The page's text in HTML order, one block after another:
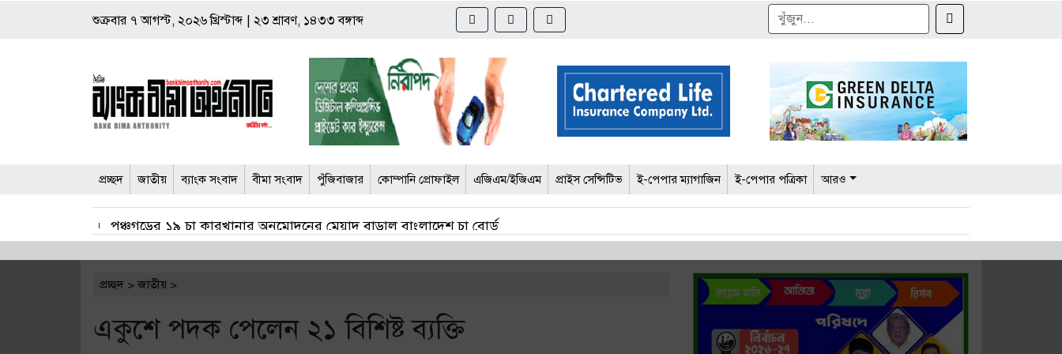
শুক্রবার ৭ আগস্ট, ২০২৬ খ্রিস্টাব্দ ২৩ শ্রাবণ, ১৪৩৩ বঙ্গাব্দ
প্রচ্ছদ জাতীয় ব্যাংক সংবাদ বীমা সংবাদ পুঁজিবাজার কোম্পানি প্রোফাইল এজিএম/ইজিএম প্রাইস সেন্সিটিভ ই-পেপার ম্যাগাজিন ই-পেপার পত্রিকা আরও
পঞ্চগড়ের ১৯ চা কারখানার অনুমোদনের মেয়াদ বাড়াল বাংলাদেশ চা বোর্ড
জাল শেয়ার জামানতে ঋণ: ঢাকা ব্যাংকের সাবেক চার কর্মকর্তার সর্বোচ্চ ১০ বছরের কারাদণ্ড
বীমা দাবি নিষ্পত্তিতে বাধ্যতামূলক অডিট রিপোর্টে আপত্তি বিআইএর
শেয়ার কারসাজি মামলা: সাকিবসহ ১৫ জনের বিরুদ্ধে তদন্ত শেষ পর্যায়ে, শিগগিরই চার্জশিট
প্রচ্ছদ >জাতীয় >
একুশে পদক পেলেন ২১ বিশিষ্ট ব্যক্তি